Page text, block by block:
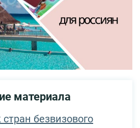
материала
безвизового